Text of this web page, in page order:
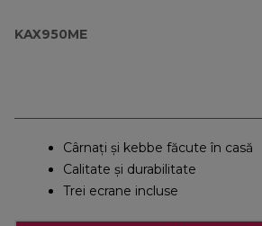
KAX950ME
Cârnaţi şi kebbe făcute în casă
Calitate și durabilitate
Trei ecrane incluse